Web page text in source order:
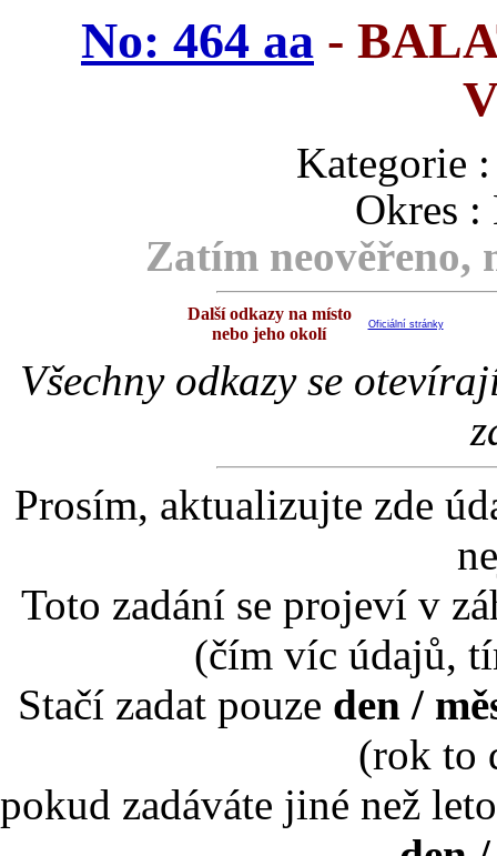
No: 464 aa -
Kategorie
Okres :
Zatím
Další odkazy na místo
nebo jeho okolí
Oficiální stránky
Všechny odkazy se
Prosím, aktualizujte zde
Toto zadání se projeví v
(čím víc údajů,
Stačí zadat pouze den /
(rok to
pokud zadáváte jiné než